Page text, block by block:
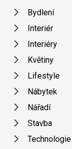
Bydlení
Interiér
Interiéry
Květiny
Lifestyle
Nábytek
Nářadí
Stavba
Technologie